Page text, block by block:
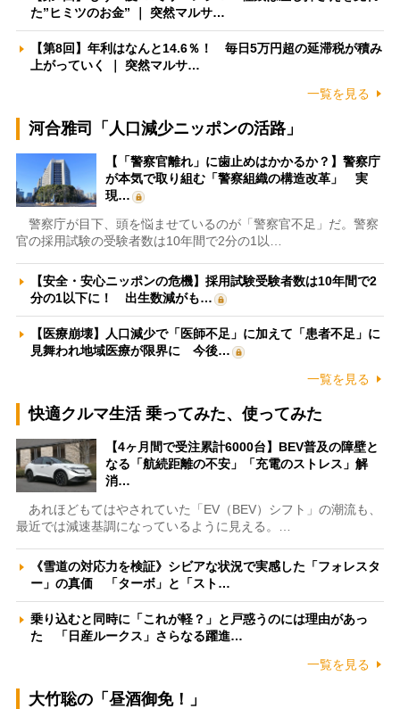
た”ヒミツのお金” ｜ 突然マルサ…
【第8回】年利はなんと14.6％！ 毎日5万円超の延滞税が積み
上がっていく ｜ 突然マルサ…
一覧を見る
河合雅司「人口減少ニッポンの活路」
【「警察官離れ」に歯止めはかかるか？】警察庁
が本気で取り組む「警察組織の構造改革」 実
現…
警察庁が目下、頭を悩ませているのが「警察官不足」だ。警察
官の採用試験の受験者数は10年間で2分の1以…
【安全・安心ニッポンの危機】採用試験受験者数は10年間で2
分の1以下に！ 出生数減がも…
【医療崩壊】人口減少で「医師不足」に加えて「患者不足」に
見舞われ地域医療が限界に 今後…
一覧を見る
快適クルマ生活 乗ってみた、使ってみた
【4ヶ月間で受注累計6000台】BEV普及の障壁と
なる「航続距離の不安」「充電のストレス」解
消…
あれほどもてはやされていた「EV（BEV）シフト」の潮流も、
最近では減速基調になっているように見える。…
《雪道の対応力を検証》シビアな状況で実感した「フォレスタ
ー」の真価 「ターボ」と「スト…
乗り込むと同時に「これが軽？」と戸惑うのには理由があっ
た 「日産ルークス」さらなる躍進…
一覧を見る
大竹聡の「昼酒御免！」